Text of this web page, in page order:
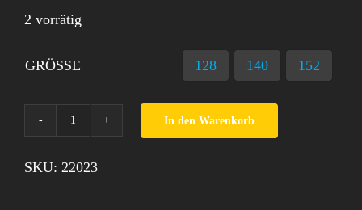
2 vorrätig
GRÖSSE 128 140 152
Badekleid
In den Warenkorb
SKU: 22023